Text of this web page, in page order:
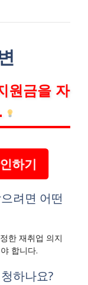
원금을 자
하기
려면 어떤
한 재취업 의지
합니다.
하나요?